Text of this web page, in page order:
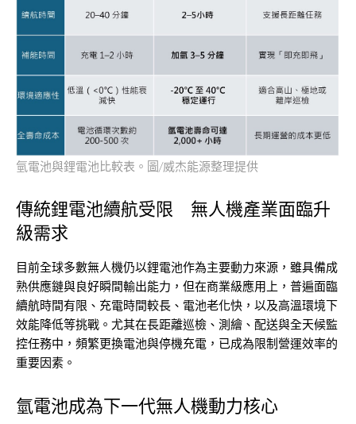
氫電池與鋰電池比較表。圖/威杰能源整理提供
傳統鋰電池續航受限 無人機產業面臨升
級需求
目前全球多數無人機仍以鋰電池作為主要動力來源，雖具備成
熟供應鏈與良好瞬間輸出能力，但在商業級應用上，普遍面臨
續航時間有限、充電時間較長、電池老化快，以及高溫環境下
效能降低等挑戰。尤其在長距離巡檢、測繪、配送與全天候監
控任務中，頻繁更換電池與停機充電，已成為限制營運效率的
重要因素。
氫電池成為下一代無人機動力核心